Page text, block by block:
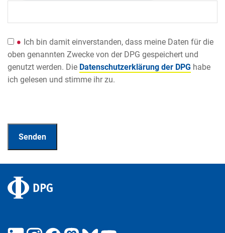
Ich bin damit einverstanden, dass meine Daten für die
oben genannten Zwecke von der DPG gespeichert und
genutzt werden. Die Datenschutzerklärung der DPG habe
ich gelesen und stimme ihr zu.